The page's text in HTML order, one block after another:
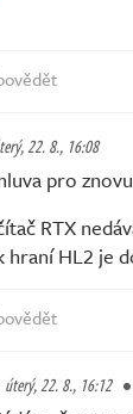
22. 8., 16:08
pro
RTX
hraní HL2 je
úterý, 22. 8., 16:12